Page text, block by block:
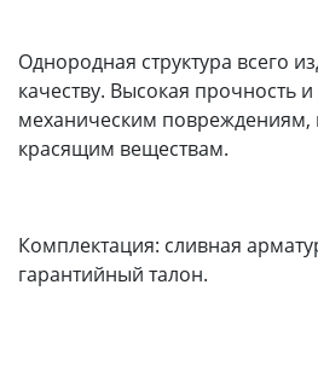
Однородная структура всего
качеству. Высокая прочность и
механическим повреждениям,
красящим веществам.
Комплектация: сливная
гарантийный талон.